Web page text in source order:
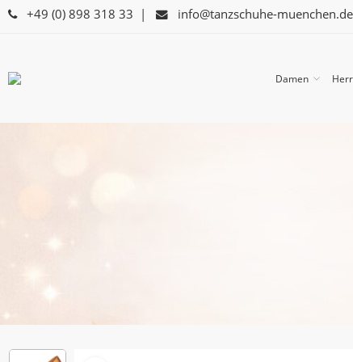
+49 (0) 898 318 33 | info@tanzschuhe-muenchen.de
Damen